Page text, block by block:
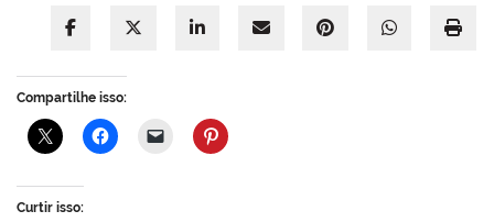
Compartilhe isso:
Curtir isso: